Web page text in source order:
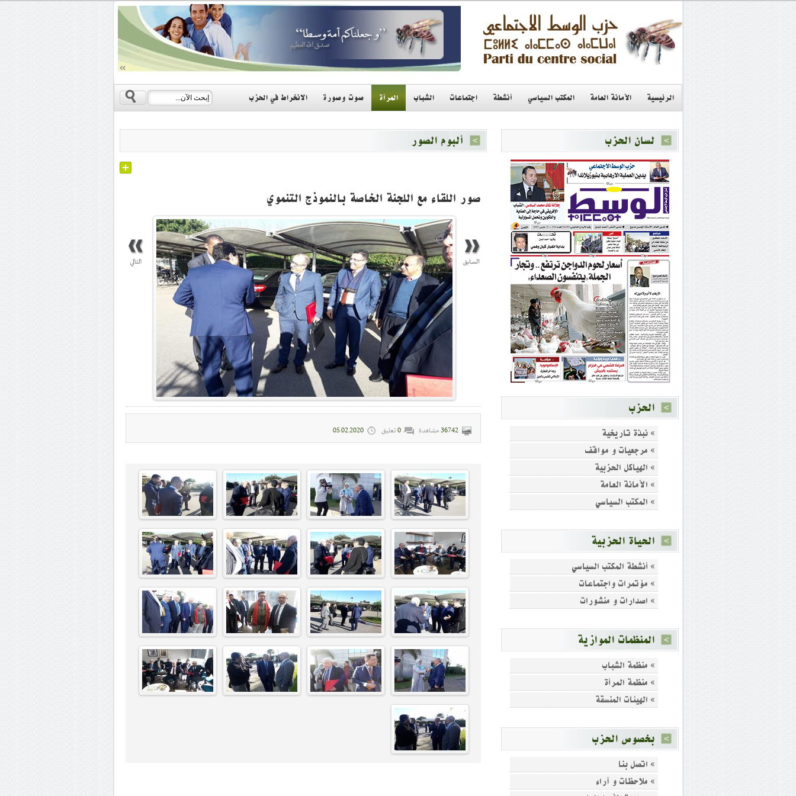
الرئيسية الأمانة العامة المكتب السياسي أنشطة اجتماعات الشباب المرأة صوت وصورة الانخراط في الحزب s
لسان الحزب
الحزب
» نبذة تاريخية
» مرجعيات و مواقف
» الهياكل الحزبية
» الأمانة العامة
» المكتب السياسي
الحياة الحزبية
» أنشطة المكتب السياسي
» مؤتمرات واجتماعات
» اصدارات و منشورات
المنظمات الموازية
» منظمة الشباب
» منظمة المرأة
» الهيئات المنسقة
بخصوص الحزب
» اتصل بنا
» ملاحظات و آراء
ألبوم الصور
صور اللقاء مع اللجنة الخاصة بالنموذج التنموي
36742مشاهدة 0تعليق 05.02.2020